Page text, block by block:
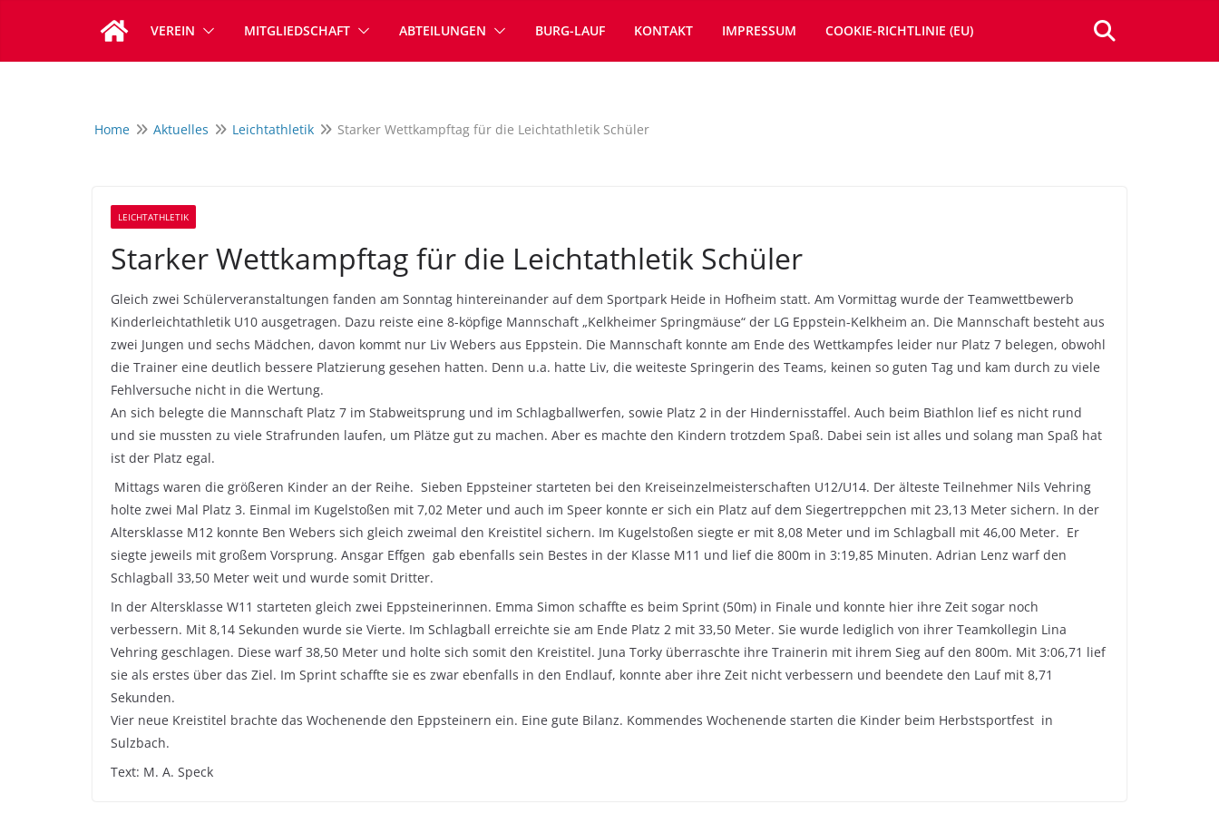
springen
VEREIN MITGLIEDSCHAFT ABTEILUNGEN BURG-LAUF KONTAKT IMPRESSUM COOKIE-RICHTLINIE (EU)
Home Aktuelles Leichtathletik Starker Wettkampftag für die Leichtathletik Schüler
LEICHTATHLETIK
Starker Wettkampftag für die Leichtathletik Schüler
Gleich zwei Schülerveranstaltungen fanden am Sonntag hintereinander auf dem Sportpark Heide in Hofheim statt. Am Vormittag wurde der Teamwettbewerb
Kinderleichtathletik U10 ausgetragen. Dazu reiste eine 8-köpfige Mannschaft „Kelkheimer Springmäuse“ der LG Eppstein-Kelkheim an. Die Mannschaft besteht aus
zwei Jungen und sechs Mädchen, davon kommt nur Liv Webers aus Eppstein. Die Mannschaft konnte am Ende des Wettkampfes leider nur Platz 7 belegen, obwohl
die Trainer eine deutlich bessere Platzierung gesehen hatten. Denn u.a. hatte Liv, die weiteste Springerin des Teams, keinen so guten Tag und kam durch zu viele
Fehlversuche nicht in die Wertung.
An sich belegte die Mannschaft Platz 7 im Stabweitsprung und im Schlagballwerfen, sowie Platz 2 in der Hindernisstaffel. Auch beim Biathlon lief es nicht rund
und sie mussten zu viele Strafrunden laufen, um Plätze gut zu machen. Aber es machte den Kindern trotzdem Spaß. Dabei sein ist alles und solang man Spaß hat
ist der Platz egal.
Mittags waren die größeren Kinder an der Reihe. Sieben Eppsteiner starteten bei den Kreiseinzelmeisterschaften U12/U14. Der älteste Teilnehmer Nils Vehring
holte zwei Mal Platz 3. Einmal im Kugelstoßen mit 7,02 Meter und auch im Speer konnte er sich ein Platz auf dem Siegertreppchen mit 23,13 Meter sichern. In der
Altersklasse M12 konnte Ben Webers sich gleich zweimal den Kreistitel sichern. Im Kugelstoßen siegte er mit 8,08 Meter und im Schlagball mit 46,00 Meter. Er
siegte jeweils mit großem Vorsprung. Ansgar Effgen gab ebenfalls sein Bestes in der Klasse M11 und lief die 800m in 3:19,85 Minuten. Adrian Lenz warf den
Schlagball 33,50 Meter weit und wurde somit Dritter.
In der Altersklasse W11 starteten gleich zwei Eppsteinerinnen. Emma Simon schaffte es beim Sprint (50m) in Finale und konnte hier ihre Zeit sogar noch
verbessern. Mit 8,14 Sekunden wurde sie Vierte. Im Schlagball erreichte sie am Ende Platz 2 mit 33,50 Meter. Sie wurde lediglich von ihrer Teamkollegin Lina
Vehring geschlagen. Diese warf 38,50 Meter und holte sich somit den Kreistitel. Juna Torky überraschte ihre Trainerin mit ihrem Sieg auf den 800m. Mit 3:06,71 lief
sie als erstes über das Ziel. Im Sprint schaffte sie es zwar ebenfalls in den Endlauf, konnte aber ihre Zeit nicht verbessern und beendete den Lauf mit 8,71
Sekunden.
Vier neue Kreistitel brachte das Wochenende den Eppsteinern ein. Eine gute Bilanz. Kommendes Wochenende starten die Kinder beim Herbstsportfest in
Sulzbach.
Text: M. A. Speck